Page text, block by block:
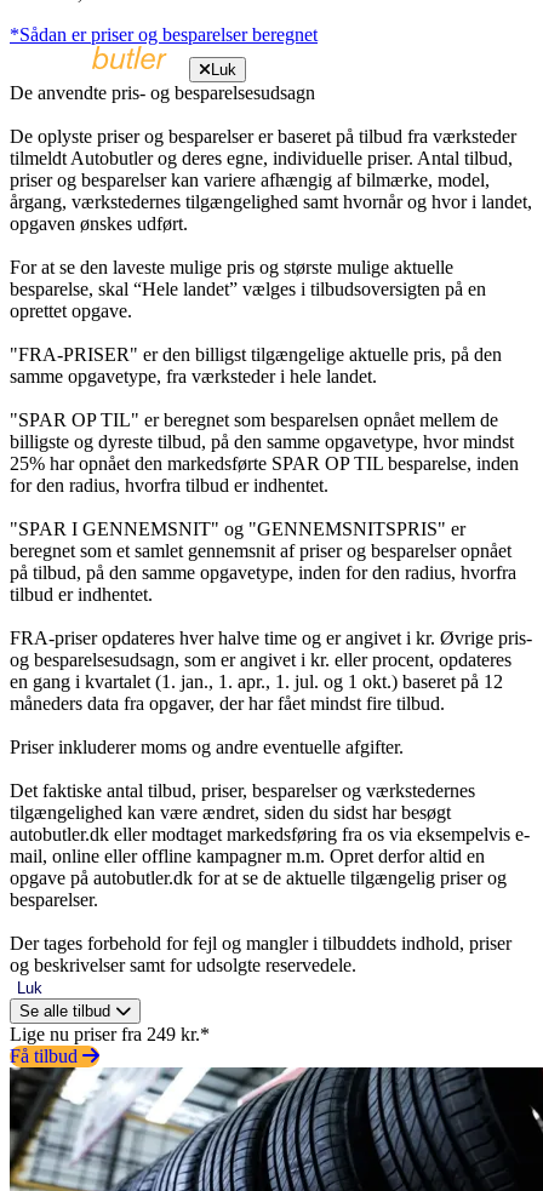
*Sådan er priser og besparelser beregnet
Luk
De anvendte pris- og besparelsesudsagn
De oplyste priser og besparelser er baseret på tilbud fra værksteder
tilmeldt Autobutler og deres egne, individuelle priser. Antal tilbud,
priser og besparelser kan variere afhængig af bilmærke, model,
årgang, værkstedernes tilgængelighed samt hvornår og hvor i landet,
opgaven ønskes udført.
For at se den laveste mulige pris og største mulige aktuelle
besparelse, skal “Hele landet” vælges i tilbudsoversigten på en
oprettet opgave.
"FRA-PRISER" er den billigst tilgængelige aktuelle pris, på den
samme opgavetype, fra værksteder i hele landet.
"SPAR OP TIL" er beregnet som besparelsen opnået mellem de
billigste og dyreste tilbud, på den samme opgavetype, hvor mindst
25% har opnået den markedsførte SPAR OP TIL besparelse, inden
for den radius, hvorfra tilbud er indhentet.
"SPAR I GENNEMSNIT" og "GENNEMSNITSPRIS" er
beregnet som et samlet gennemsnit af priser og besparelser opnået
på tilbud, på den samme opgavetype, inden for den radius, hvorfra
tilbud er indhentet.
FRA-priser opdateres hver halve time og er angivet i kr. Øvrige pris-
og besparelsesudsagn, som er angivet i kr. eller procent, opdateres
en gang i kvartalet (1. jan., 1. apr., 1. jul. og 1 okt.) baseret på 12
måneders data fra opgaver, der har fået mindst fire tilbud.
Priser inkluderer moms og andre eventuelle afgifter.
Det faktiske antal tilbud, priser, besparelser og værkstedernes
tilgængelighed kan være ændret, siden du sidst har besøgt
autobutler.dk eller modtaget markedsføring fra os via eksempelvis e-
mail, online eller offline kampagner m.m. Opret derfor altid en
opgave på autobutler.dk for at se de aktuelle tilgængelig priser og
besparelser.
Der tages forbehold for fejl og mangler i tilbuddets indhold, priser
og beskrivelser samt for udsolgte reservedele.
Luk
Se alle tilbud
Lige nu priser fra 249 kr.*
Få tilbud